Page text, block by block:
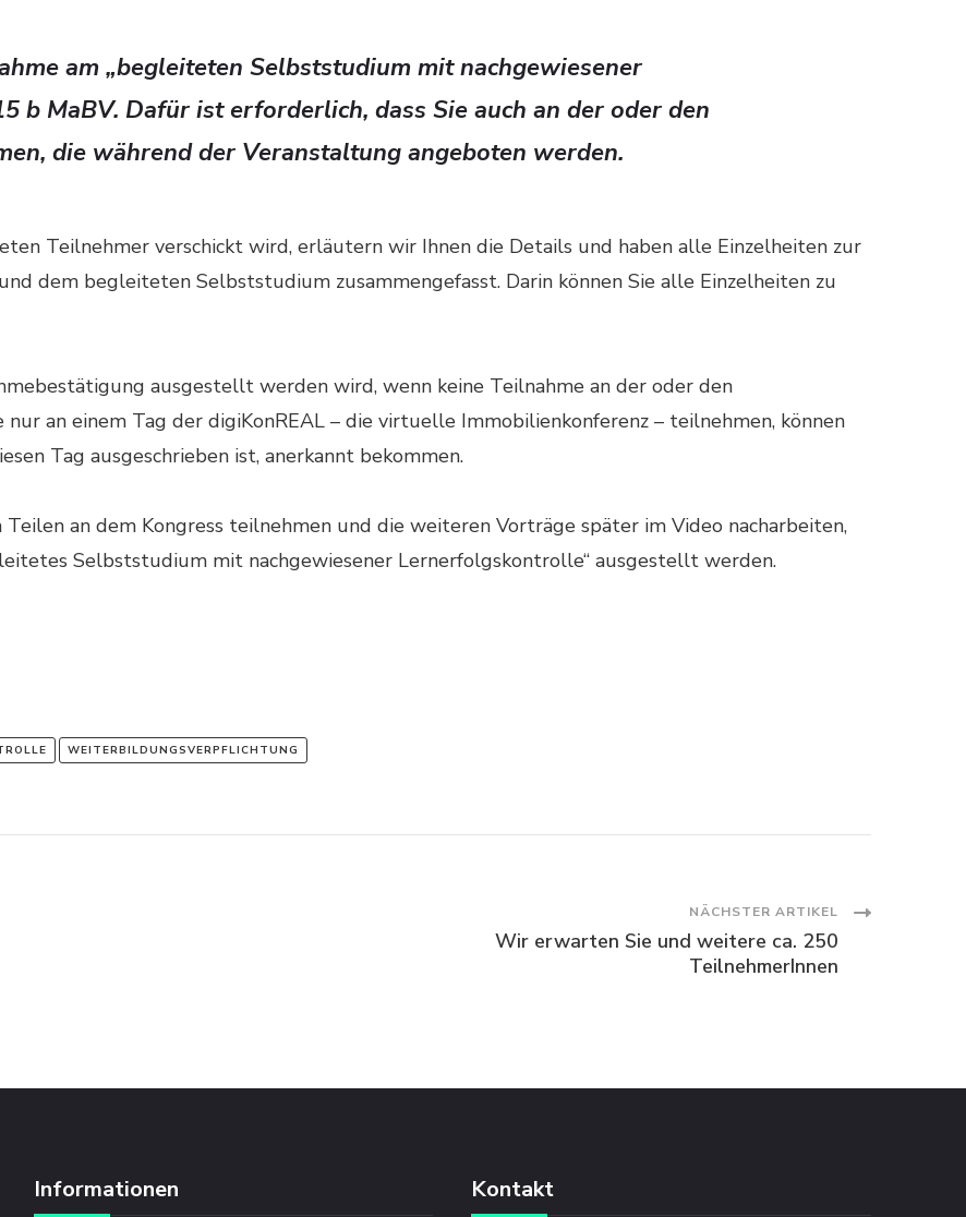
am „begleiteten Selbststudium mit nachgewiesener
b MaBV. Dafür ist erforderlich, dass Sie auch an der oder den
die während der Veranstaltung angeboten werden.
Teilnehmer verschickt wird, erläutern wir Ihnen die Details und haben alle Einzelheiten zur
dem begleiteten Selbststudium zusammengefasst. Darin können Sie alle Einzelheiten zu
ausgestellt werden wird, wenn keine Teilnahme an der oder den
an einem Tag der digiKonREAL – die virtuelle Immobilienkonferenz – teilnehmen, können
Tag ausgeschrieben ist, anerkannt bekommen.
an dem Kongress teilnehmen und die weiteren Vorträge später im Video nacharbeiten,
Selbststudium mit nachgewiesener Lernerfolgskontrolle“ ausgestellt werden.
WEITERBILDUNGSVERPFLICHTUNG
NÄCHSTER ARTIKEL
Wir erwarten Sie und weitere ca. 250
TeilnehmerInnen
Informationen Kontakt